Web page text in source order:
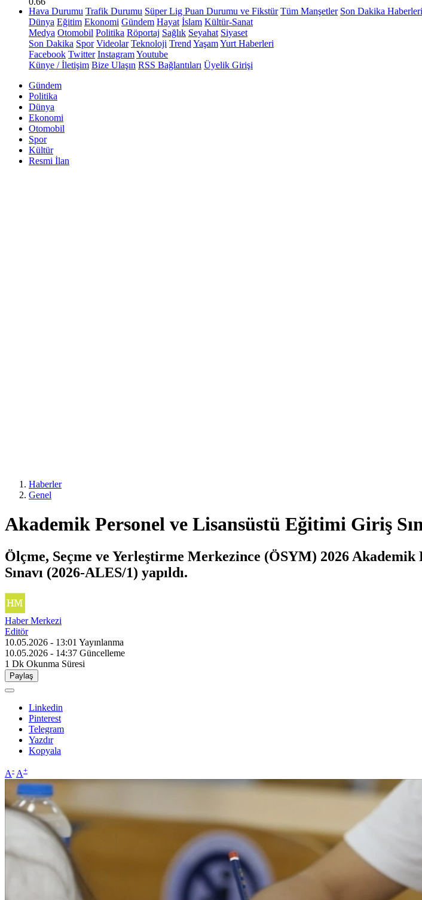
Hava Durumu Trafik Durumu Süper Lig Puan Durumu ve Fikstür Tüm Manşetler Son Dakika Haberleri
Dünya Eğitim Ekonomi Gündem Hayat İslam Kültür-Sanat
Medya Otomobil Politika Röportaj Sağlık Seyahat Siyaset
Son Dakika Spor Videolar Teknoloji Trend YaşamYurt Haberleri
Facebook Twitter InstagramYoutube
Künye / İletişim Bize Ulaşın RSS Bağlantıları Üyelik Girişi
Gündem
Politika
Dünya
Ekonomi
Otomobil
Spor
Kültür
Resmi İlan
Haberler
Genel
Akademik Personel ve Lisansüstü Eğitimi Giriş
Ölçme, Seçme ve Yerleştirme Merkezince (ÖSYM) 2026
Sınavı (2026-ALES/1) yapıldı.
Haber Merkezi
Editör
10.05.2026 - 13:01 Yayınlanma
10.05.2026 - 14:37 Güncelleme
1 Dk Okunma Süresi
Paylaş
Linkedin
Pinterest
Telegram
Yazdır
Kopyala
A- A+